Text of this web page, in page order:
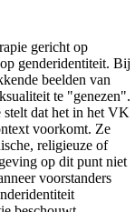
gericht op
genderidentiteit. Bij
beelden van
te "genezen".
dat het in het VK
voorkomt. Ze
religieuze of
op dit punt niet
voorstanders